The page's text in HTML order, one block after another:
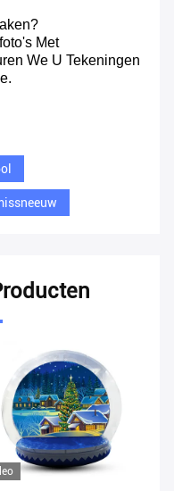
Met
We U Tekeningen